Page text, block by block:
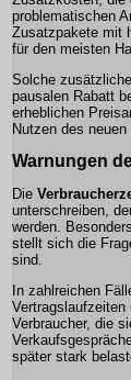
problematischen
Zusatzpakete mit
für den meisten
Solche
pausalen Rabatt
erheblichen
Nutzen des neuen
Warnungen
Die
unterschreiben,
werden.
stellt sich die
sind.
In zahlreichen
Vertragslaufzeiten
Verbraucher, die
später stark